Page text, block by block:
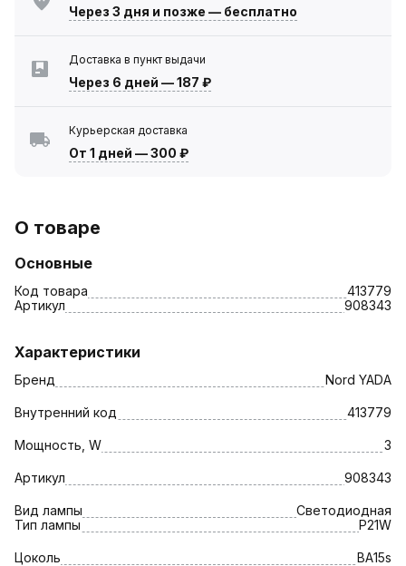
Через 3 дня и позже — бесплатно
Доставка в пункт выдачи
Через 6 дней —187 ₽
Курьерская доставка
От 1 дней —300 ₽
О товаре
Основные
Код товара
413779
Артикул
908343
Характеристики
Бренд Nord YADA
Внутренний код 413779
Мощность, W 3
Артикул 908343
Вид лампы
Светодиодная
Тип лампы
Р21W
Цоколь ВА15s